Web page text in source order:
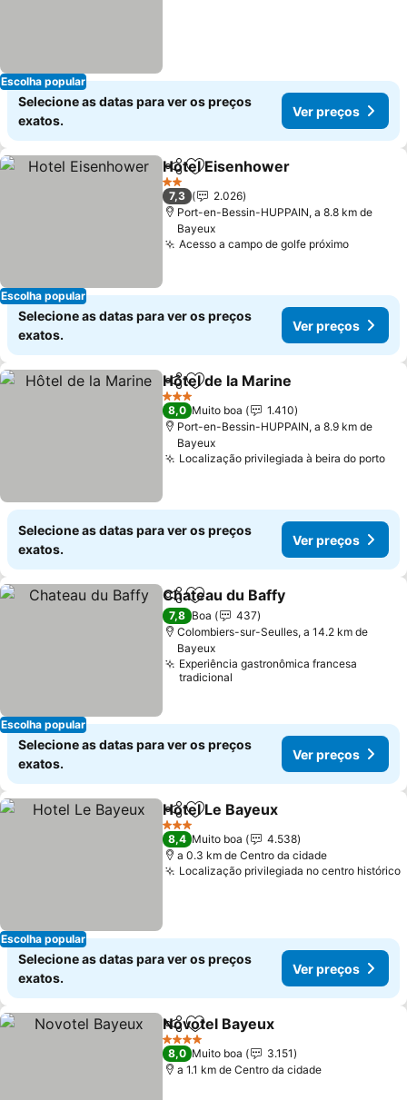
Escolha popular
Selecione as datas para ver os preços
exatos.
Ver preços
Escolha popular
PartilharAdicionar aos favoritos
Hotel Eisenhower
2 Estrelas
7,3
2.026
Port-en-Bessin-HUPPAIN, a 8.8 km de
Bayeux
Acesso a campo de golfe próximoVer
Selecione as datas para ver os preços
exatos.
Ver preços
PartilharAdicionar aos favoritos
Hôtel de la Marine
3 Estrelas
8,0 Muito boa
1.410
Port-en-Bessin-HUPPAIN, a 8.9 km de
Bayeux
Localização privilegiada à beira do porto
Selecione as datas para ver os preços
exatos.
Ver preços
Escolha popular
PartilharAdicionar aos favoritos
Chateau du Baffy
7,8 Boa
437
Colombiers-sur-Seulles, a 14.2 km de
Bayeux
Experiência gastronômica francesa
tradicional
Selecione as datas para ver os preços
exatos.
Ver preços
Escolha popular
PartilharAdicionar aos favoritos
Hotel Le Bayeux
3 Estrelas
8,4 Muito boa
4.538
a 0.3 km de Centro da cidade
Localização privilegiada no centro histórico
Selecione as datas para ver os preços
exatos.
Ver preços
PartilharAdicionar aos favoritos
Novotel Bayeux
4 Estrelas
8,0 Muito boa
3.151
a 1.1 km de Centro da cidade